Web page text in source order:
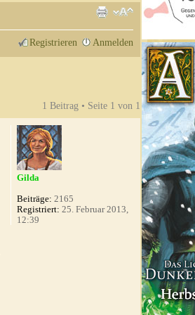
Registrieren Anmelden
1 Beitrag • Seite 1 von 1
Gilda
Beiträge: 2165
Registriert: 25. Februar 2013,
12:39